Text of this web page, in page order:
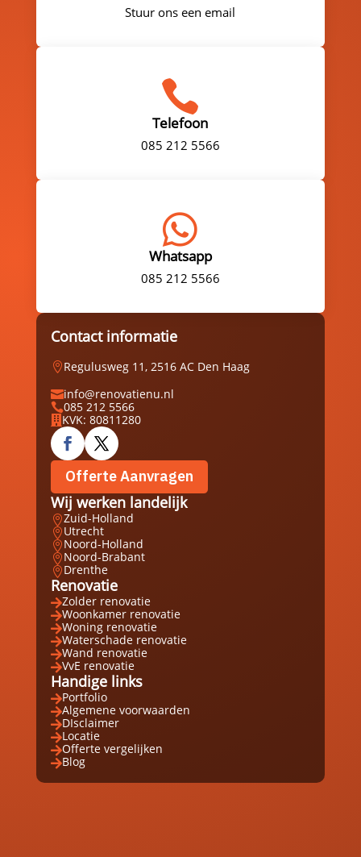
Stuur ons een email

Telefoon
085 212 5566

Whatsapp
085 212 5566
Contact informatie
Regulusweg 11, 2516 AC Den Haag
info@renovatienu.nl
085 212 5566
 KVK: 80811280
Offerte Aanvragen
Wij werken landelijk
Zuid-Holland
Utrecht
Noord-Holland
Noord-Brabant
Drenthe
Renovatie
Zolder renovatie
Woonkamer renovatie
Woning renovatie
Waterschade renovatie
Wand renovatie
VvE renovatie
Handige links
Portfolio
Algemene voorwaarden
DIsclaimer
Locatie
Offerte vergelijken
Blog